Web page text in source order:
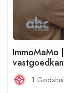
ImmoMaMo
1